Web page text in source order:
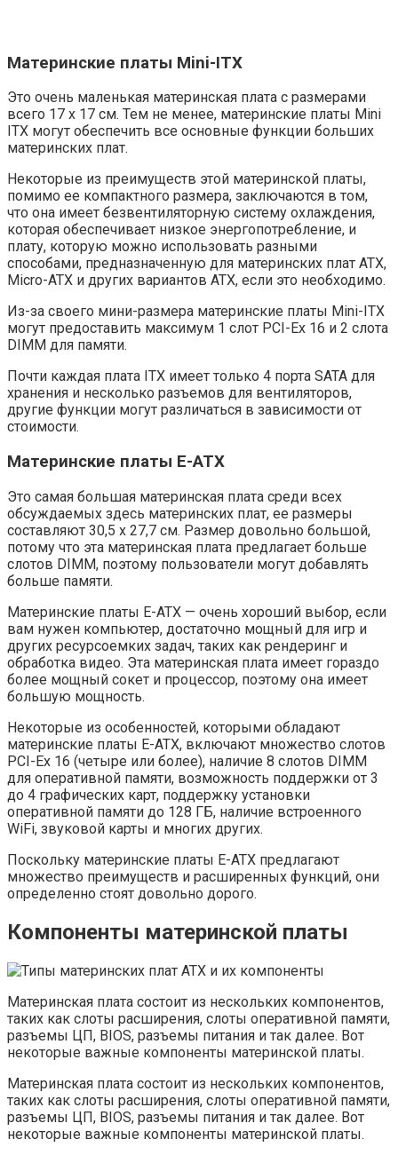
Материнские платы Mini-ITX
Это очень маленькая материнская плата с размерами
всего 17 х 17 см. Тем не менее, материнские платы Mini
ITX могут обеспечить все основные функции больших
материнских плат.
Некоторые из преимуществ этой материнской платы,
помимо ее компактного размера, заключаются в том,
что она имеет безвентиляторную систему охлаждения,
которая обеспечивает низкое энергопотребление, и
плату, которую можно использовать разными
способами, предназначенную для материнских плат ATX,
Micro-ATX и других вариантов ATX, если это необходимо.
Из-за своего мини-размера материнские платы Mini-ITX
могут предоставить максимум 1 слот PCI-Ex 16 и 2 слота
DIMM для памяти.
Почти каждая плата ITX имеет только 4 порта SATA для
хранения и несколько разъемов для вентиляторов,
другие функции могут различаться в зависимости от
стоимости.
Материнские платы E-ATX
Это самая большая материнская плата среди всех
обсуждаемых здесь материнских плат, ее размеры
составляют 30,5 x 27,7 см. Размер довольно большой,
потому что эта материнская плата предлагает больше
слотов DIMM, поэтому пользователи могут добавлять
больше памяти.
Материнские платы E-ATX — очень хороший выбор, если
вам нужен компьютер, достаточно мощный для игр и
других ресурсоемких задач, таких как рендеринг и
обработка видео. Эта материнская плата имеет гораздо
более мощный сокет и процессор, поэтому она имеет
большую мощность.
Некоторые из особенностей, которыми обладают
материнские платы E-ATX, включают множество слотов
PCI-Ex 16 (четыре или более), наличие 8 слотов DIMM
для оперативной памяти, возможность поддержки от 3
до 4 графических карт, поддержку установки
оперативной памяти до 128 ГБ, наличие встроенного
WiFi, звуковой карты и многих других.
Поскольку материнские платы E-ATX предлагают
множество преимуществ и расширенных функций, они
определенно стоят довольно дорого.
Компоненты материнской платы
Материнская плата состоит из нескольких компонентов,
таких как слоты расширения, слоты оперативной памяти,
разъемы ЦП, BIOS, разъемы питания и так далее. Вот
некоторые важные компоненты материнской платы.
Материнская плата состоит из нескольких компонентов,
таких как слоты расширения, слоты оперативной памяти,
разъемы ЦП, BIOS, разъемы питания и так далее. Вот
некоторые важные компоненты материнской платы.